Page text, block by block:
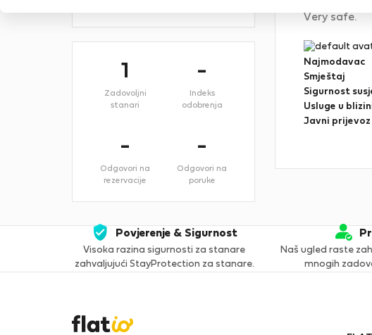
1
Zadovoljni
stanari
-
Indeks
odobrenja
-
Odgovori na
rezervacije
-
Odgovori na
poruke
Very safe.
Najmodavac
Smještaj
Sigurnost
Usluge u
Javni prijevoz
Povjerenje & Sigurnost
Visoka razina sigurnosti za stanare
zahvaljujući StayProtection za stanare.
Naš ugled raste
mnogih